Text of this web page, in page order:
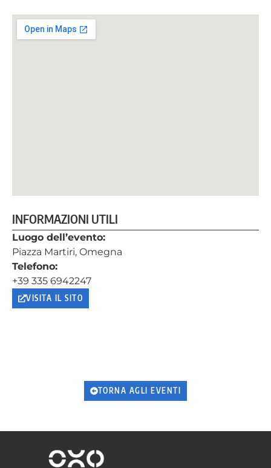
INFORMAZIONI UTILI
Luogo dell’evento:
Piazza Martiri, Omegna
Telefono:
+39 335 6942247
VISITA IL SITO
TORNA AGLI EVENTI